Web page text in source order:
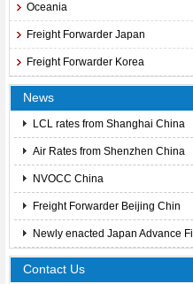
Oceania
Freight Forwarder Japan
Freight Forwarder Korea
News
LCL rates from Shanghai China
Air Rates from Shenzhen China
NVOCC China
Freight Forwarder Beijing Chin
Newly enacted Japan Advance Fi
Contact Us